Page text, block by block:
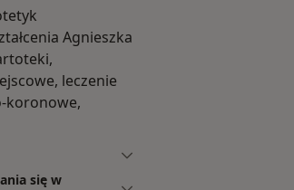
Agnieszka
leczenie
koronowe,
się w